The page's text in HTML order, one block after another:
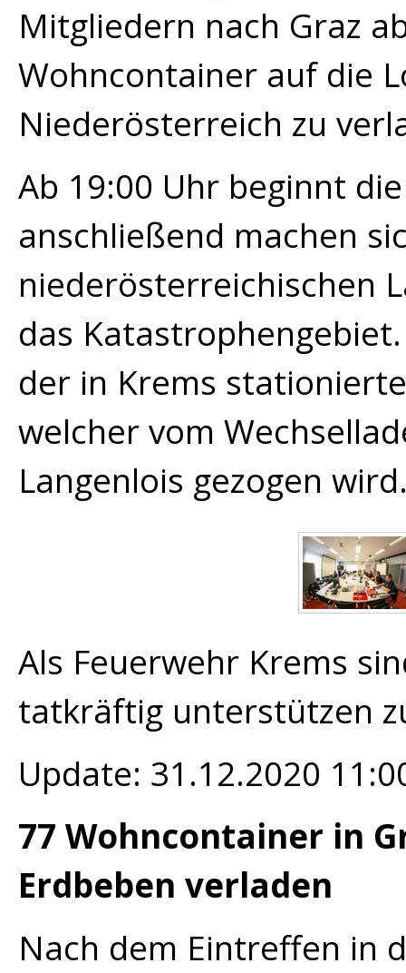
Mitgliedern nach Graz
Wohncontainer auf die
Niederösterreich zu
Ab 19:00 Uhr beginnt
anschließend machen
niederösterreichischen
das
der in Krems
welcher vom
Langenlois gezogen
Als Feuerwehr Krems
tatkräftig unterstützen
Update: 31.12.2020
77 Wohncontainer in
Erdbeben verladen
Nach dem Eintreffen in